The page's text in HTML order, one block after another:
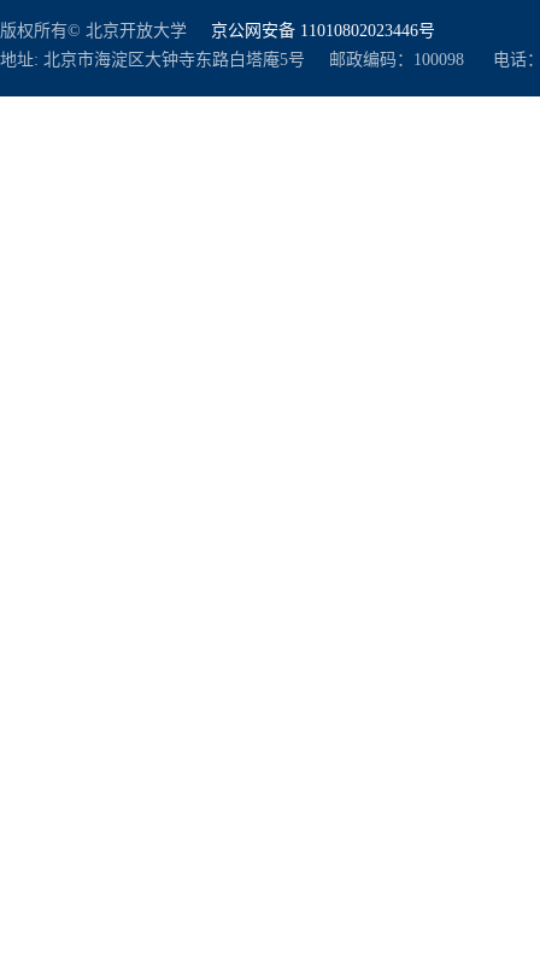
版权所有© 北京开放大学
京公网安备 11010802023446号
地址: 北京市海淀区大钟寺东路白塔庵5号 邮政编码：100098 电话